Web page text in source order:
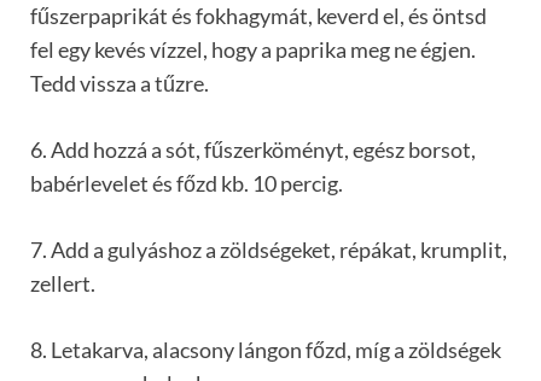
fűszerpaprikát és fokhagymát, keverd el, és öntsd
fel egy kevés vízzel, hogy a paprika meg ne égjen.
Tedd vissza a tűzre.
6. Add hozzá a sót, fűszerköményt, egész borsot,
babérlevelet és főzd kb. 10 percig.
7. Add a gulyáshoz a zöldségeket, répákat, krumplit,
zellert.
8. Letakarva, alacsony lángon főzd, míg a zöldségek